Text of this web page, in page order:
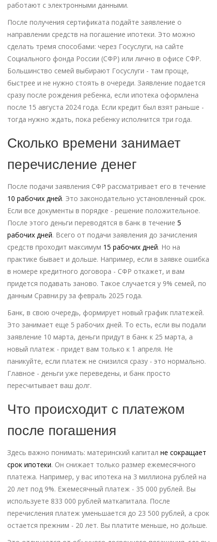
работают с электронными данными.
После получения сертификата подайте заявление о
направлении средств на погашение ипотеки. Это можно
сделать тремя способами: через Госуслуги, на сайте
Социального фонда России (СФР) или лично в офисе СФР.
Большинство семей выбирают Госуслуги - там проще,
быстрее и не нужно стоять в очереди. Заявление подается
сразу после рождения ребенка, если ипотека оформлена
после 15 августа 2024 года. Если кредит был взят раньше -
тогда нужно ждать, пока ребенку исполнится три года.
Сколько времени занимает
перечисление денег
После подачи заявления СФР рассматривает его в течение
10 рабочих дней. Это законодательно установленный срок.
Если все документы в порядке - решение положительное.
После этого деньги переводятся в банк в течение 5
рабочих дней. Всего от подачи заявления до зачисления
средств проходит максимум 15 рабочих дней. Но на
практике бывает и дольше. Например, если в заявке ошибка
в номере кредитного договора - СФР откажет, и вам
придется подавать заново. Такое случается у 9% семей, по
данным Сравни.ру за февраль 2025 года.
Банк, в свою очередь, формирует новый график платежей.
Это занимает еще 5 рабочих дней. То есть, если вы подали
заявление 10 марта, деньги придут в банк к 25 марта, а
новый платеж - придет вам только к 1 апреля. Не
паникуйте, если платеж не снизился сразу - это нормально.
Главное - деньги уже переведены, и банк просто
пересчитывает ваш долг.
Что происходит с платежом
после погашения
Здесь важно понимать: материнский капитал не сокращает
срок ипотеки. Он снижает только размер ежемесячного
платежа. Например, у вас ипотека на 3 миллиона рублей на
20 лет под 9%. Ежемесячный платеж - 35 000 рублей. Вы
используете 833 000 рублей маткапитала. После
перечисления платеж уменьшается до 23 500 рублей, а срок
остается прежним - 20 лет. Вы платите меньше, но дольше.